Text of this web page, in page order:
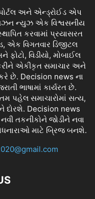
અને એન્ડ્રોઈડ એપ
ન્યુઝ એક વિશ્વસનીય
કરવામાં પ્રયાસરત
એક વિગતવાર ડિજીટલ
વિડીયો, મોબાઈલ
એકીકૃત સમાચાર અને
છે. Decision news ના
ભાષામાં કાર્યરત છે.
પહેલ સમાચારોમાં સત્ય,
દોરશે. Decision news
તકનીકોને જોડીને નવા
માટે બ્રિજ બનશે.